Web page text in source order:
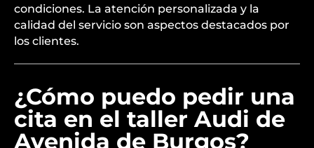
condiciones. La atención personalizada y la
calidad del servicio son aspectos destacados por
los clientes.
¿Cómo puedo pedir una
cita en el taller Audi de
Avenida de Burgos?